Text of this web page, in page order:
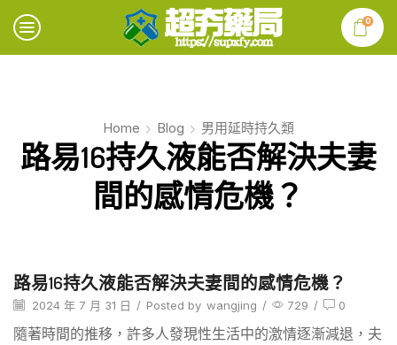
0
Home Blog 男用延時持久類
路易16持久液能否解決夫妻
間的感情危機？
路易16持久液能否解決夫妻間的感情危機？
2024 年 7 月 31 日 / Posted by wangjing / 729 / 0
隨著時間的推移，許多人發現性生活中的激情逐漸減退，夫